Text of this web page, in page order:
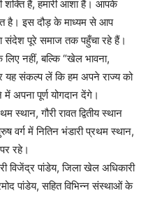
शक्ति हैं, हमारी आशा हैं। आपके
है। इस दौड़ के माध्यम से आप
संदेश पूरे समाज तक पहुँचा रहे हैं।
नहीं, बल्कि “खेल भावना,
यह संकल्प लें कि हम अपने राज्य को
अपना पूर्ण योगदान देंगे।
स्थान, गौरी रावत द्वितीय स्थान
वर्ग में नितिन भंडारी प्रथम स्थान,
रहे।
विजेंद्र पांडेय, जिला खेल अधिकारी
पांडेय, सहित विभिन्न संस्थाओं के